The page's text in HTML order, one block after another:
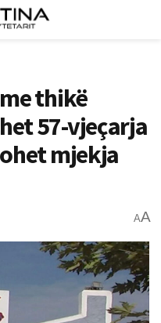
thikë
57-vjeçarja
mjekja
AA